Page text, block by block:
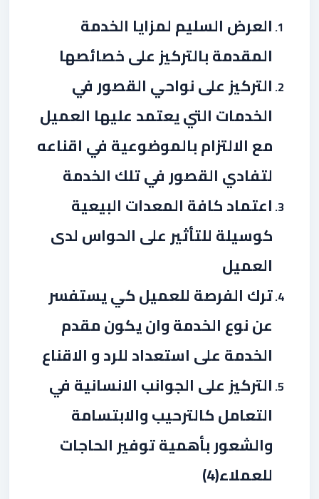
المقدمة بالتركيز على خصائصها
الخدمات التي يعتمد عليها العميل
مع الالتزام بالموضوعية في اقناعه
لتفادي القصور في تلك الخدمة
كوسيلة للتأثير على الحواس لدى
العميل
عن نوع الخدمة وان يكون مقدم
الخدمة على استعداد للرد و الاقناع
التعامل كالترحيب والابتسامة
والشعور بأهمية توفير الحاجات
للعملاء(4)